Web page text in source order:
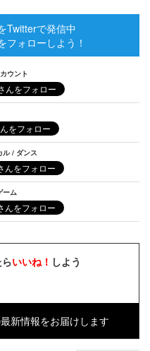
Twitterで発信中
フォローしよう！
ウント
ル / ダンス
ーム
いいね！ しよう
新情報をお届けします